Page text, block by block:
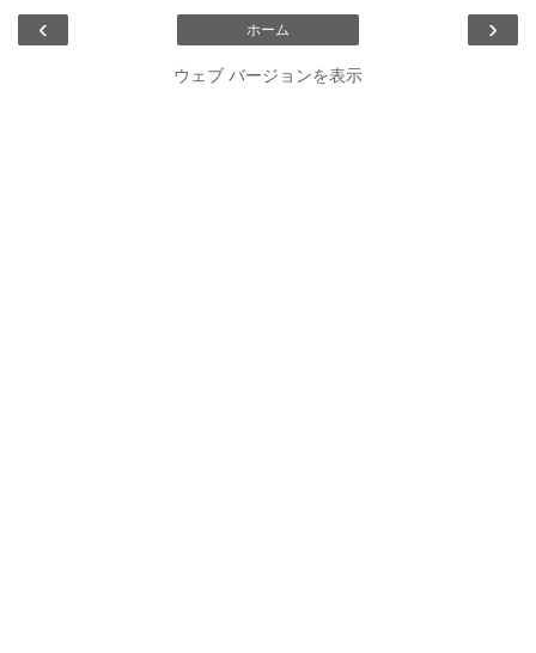
‹ ›
ホーム
ウェブ バージョンを表示